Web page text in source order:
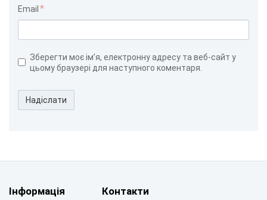
Email
Зберегти моє ім’я, електронну адресу та веб-сайт у
цьому браузері для наступного коментаря.
Надіслати
Інформація Контакти